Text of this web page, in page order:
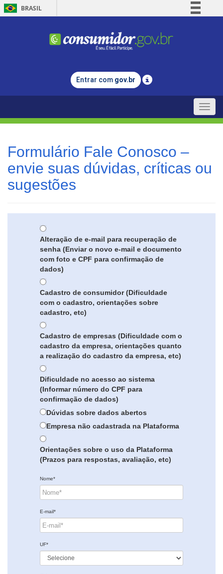
BRASIL
Comunica BR
Legislação
Entrar com gov.br
Toggle
Formulário Fale Conosco –
envie suas dúvidas, críticas ou
sugestões
Alteração de e-mail para recuperação de
senha (Enviar o novo e-mail e documento
com foto e CPF para confirmação de
dados)
Cadastro de consumidor (Dificuldade
com o cadastro, orientações sobre
cadastro, etc)
Cadastro de empresas (Dificuldade com o
cadastro da empresa, orientações quanto
a realização do cadastro da empresa, etc)
Dificuldade no acesso ao sistema
(Informar número do CPF para
confirmação de dados)
Dúvidas sobre dados abertos
Empresa não cadastrada na Plataforma
Orientações sobre o uso da Plataforma
(Prazos para respostas, avaliação, etc)
Nome*
E-mail*
UF*